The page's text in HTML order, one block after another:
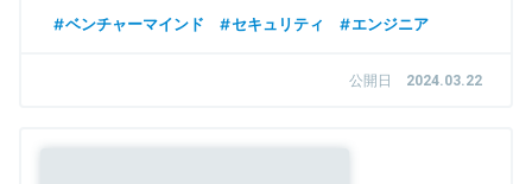
ベンチャーマインド セキュリティ エンジニア
公開日 2024.03.22